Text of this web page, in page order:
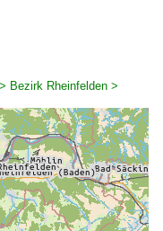
Bezirk Rheinfelden >